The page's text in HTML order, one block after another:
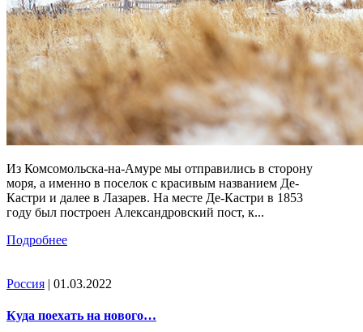
Из Комсомольска-на-Амуре мы отправились в сторону
моря, а именно в поселок с красивым названием Де-
Кастри и далее в Лазарев. На месте Де-Кастри в 1853
году был построен Александровский пост, к...
Подробнее
Россия | 01.03.2022
Куда поехать на нового…